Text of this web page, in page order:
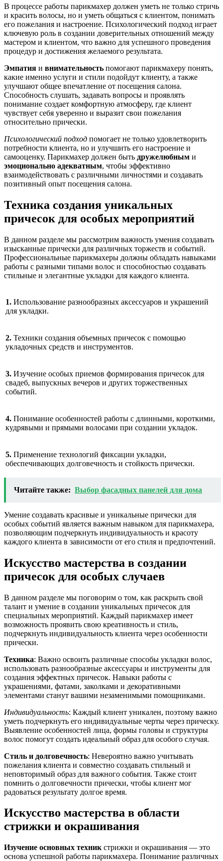
В процессе работы парикмахер должен уметь не только стричь
и красить волосы, но и уметь общаться с клиентом, понимать
его пожелания и настроение. Психологический подход играет
ключевую роль в создании доверительных отношений между
мастером и клиентом, что важно для успешного проведения
процедур и достижения желаемого результата.
Эмпатия и внимательность помогают парикмахеру понять,
какие именно услуги и стили подойдут клиенту, а также
улучшают общее впечатление от посещения салона.
Способность слушать, задавать вопросы и проявлять
понимание создает комфортную атмосферу, где клиент
чувствует себя уверенно и выразит свои пожелания
относительно прически.
Психологический подход помогает не только удовлетворить
потребности клиента, но и улучшить его настроение и
самооценку. Парикмахер должен быть дружелюбным и
эмоционально адекватным, чтобы эффективно
взаимодействовать с различными личностями и создавать
позитивный опыт посещения салона.
Техника создания уникальных
причесок для особых мероприятий
В данном разделе мы рассмотрим важность умения создавать
изысканные прически для различных торжеств и событий.
Профессиональные парикмахеры должны обладать навыками
работы с разными типами волос и способностью создавать
стильные и элегантные укладки для каждого клиента.
1. Использование разнообразных аксессуаров и украшений
для укладки.
2. Техники создания объемных причесок с помощью
укладочных средств и инструментов.
3. Изучение особых приемов формирования причесок для
свадеб, выпускных вечеров и других торжественных
событий.
4. Понимание особенностей работы с длинными, короткими,
кудрявыми и прямыми волосами при создании укладок.
5. Применение технологий фиксации укладки,
обеспечивающих долговечность и стойкость прически.
Читайте также: Выбор фасадных панелей для дома
Умение создавать красивые и уникальные прически для
особых событий является важным навыком для парикмахера,
позволяющим подчеркнуть индивидуальность и красоту
каждого клиента в зависимости от его стиля и предпочтений.
Искусство мастерства в создании
причесок для особых случаев
В данном разделе мы поговорим о том, как раскрыть свой
талант и умение в создании уникальных причесок для
специальных мероприятий. Каждый парикмахер имеет
возможность проявить свою креативность и стиль,
подчеркнуть индивидуальность клиента через особенности
прически.
Техника: Важно освоить различные способы укладки волос,
использовать разнообразные аксессуары и инструменты для
создания эффектных причесок. Навыки работы с
украшениями, фатами, заколками и декоративными
элементами станут вашими незаменимыми помощниками.
Индивидуальность: Каждый клиент уникален, поэтому важно
уметь подчеркнуть его индивидуальные черты через прическу.
Выявление особенностей лица, формы головы и структуры
волос помогут создать идеальный образ для особого случая.
Стиль и долговечность: Невероятно важно учитывать
пожелания клиента и совместно создавать стильный и
неповторимый образ для важного события. Также стоит
помнить о долговечности прически, чтобы клиент мог
радоваться результату долгое время.
Искусство мастерства в области
стрижки и окрашивания
Изучение основных техник стрижки и окрашивания — это
основа успешной работы парикмахера. Понимание различных